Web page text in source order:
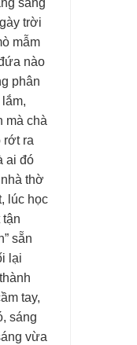
sáng
trời
mẫm
nào
phân
mà chà
rớt ra
ai đó
thờ
lúc học
tận
sẵn
lại
tay,
sáng
vừa